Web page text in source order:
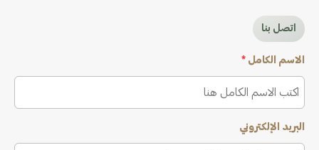
اتصل بنا
الاسم الكامل *
البريد الإلكتروني